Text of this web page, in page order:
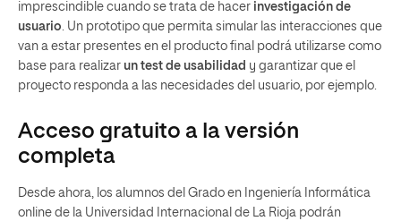
imprescindible cuando se trata de hacer investigación de
usuario. Un prototipo que permita simular las interacciones que
van a estar presentes en el producto final podrá utilizarse como
base para realizar un test de usabilidad y garantizar que el
proyecto responda a las necesidades del usuario, por ejemplo.
Acceso gratuito a la versión
completa
Desde ahora, los alumnos del Grado en Ingeniería Informática
online de la Universidad Internacional de La Rioja podrán